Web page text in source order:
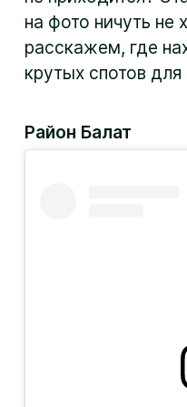
на фото ничуть не
расскажем, где
крутых спотов
Район Балат